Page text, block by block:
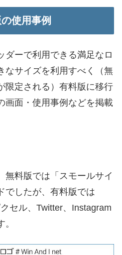
使用事例
ダーで利用できる満足なロ
なサイズを利用すべく（無
限定される）有料版に移行
画面・使用事例などを掲載
料版では「スモールサイ
でしたが、有料版では
セル、Twitter、Instagram